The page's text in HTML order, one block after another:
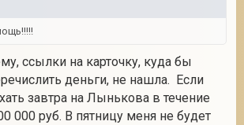
ссылки на карточку, куда бы
деньги, не нашла. Если
завтра на Лынькова в течение
000 руб. В пятницу меня не будет